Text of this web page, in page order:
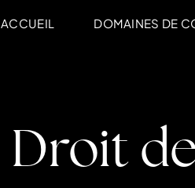
ACCUEIL DOMAINES DE
Droit